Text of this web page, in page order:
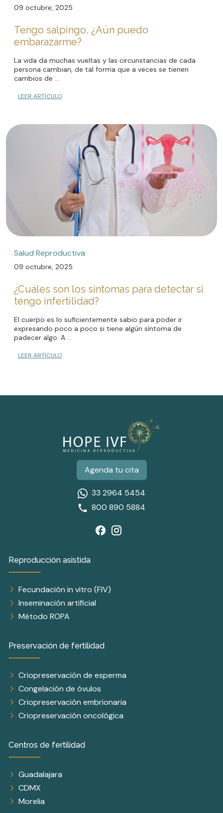
09 octubre, 2025
Tengo salpingo, ¿Aún puedo
embarazarme?
La vida da muchas vueltas y las circunstancias de cada
persona cambian, de tal forma que a veces se tienen
cambios de ...
LEER ARTÍCULO
Salud Reproductiva
09 octubre, 2025
¿Cuáles son los síntomas para detectar si
tengo infertilidad?
El cuerpo es lo suficientemente sabio para poder ir
expresando poco a poco si tiene algún síntoma de
padecer algo. A ...
LEER ARTÍCULO
Agenda tu cita
33 2964 5454
800 890 5884
Reproducción asistida
Fecundación in vitro (FIV)
Inseminación artificial
Método ROPA
Preservación de fertilidad
Criopreservación de esperma
Congelación de óvulos
Criopreservación embrionaria
Criopreservación oncológica
Centros de fertilidad
Guadalajara
CDMX
Morelia